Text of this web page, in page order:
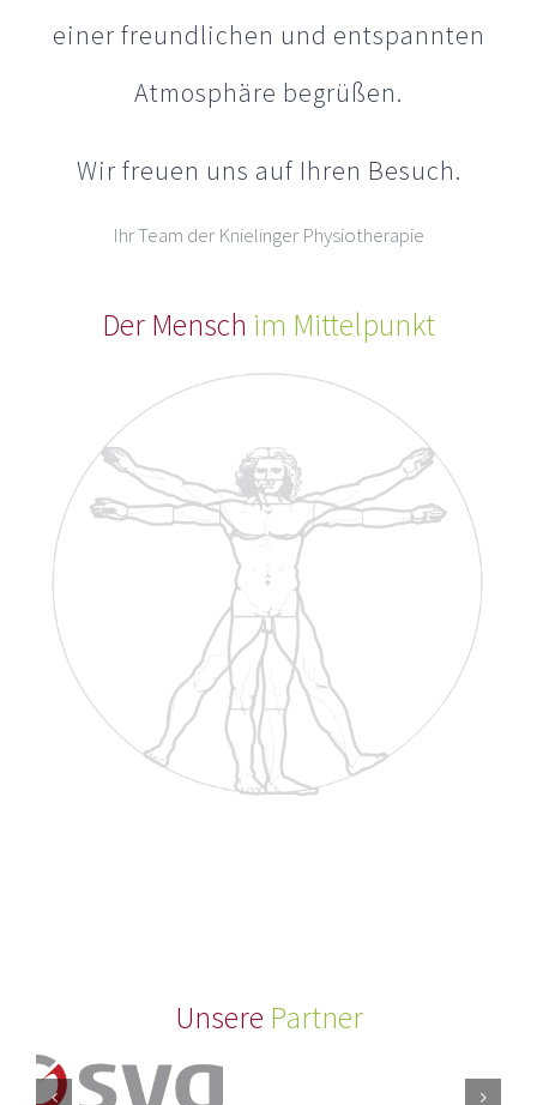
einer freundlichen und entspannten
Atmosphäre begrüßen.
Wir freuen uns auf Ihren Besuch.
Ihr Team der Knielinger Physiotherapie
Der Mensch im Mittelpunkt
Unsere Partner